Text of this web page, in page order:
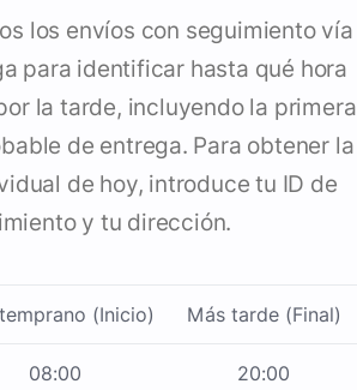
los envíos con seguimiento vía
para identificar hasta qué hora
la tarde, incluyendo la primera
de entrega. Para obtener la
de hoy, introduce tu ID de
y tu dirección.
(Inicio) Más tarde (Final)
08:00 20:00